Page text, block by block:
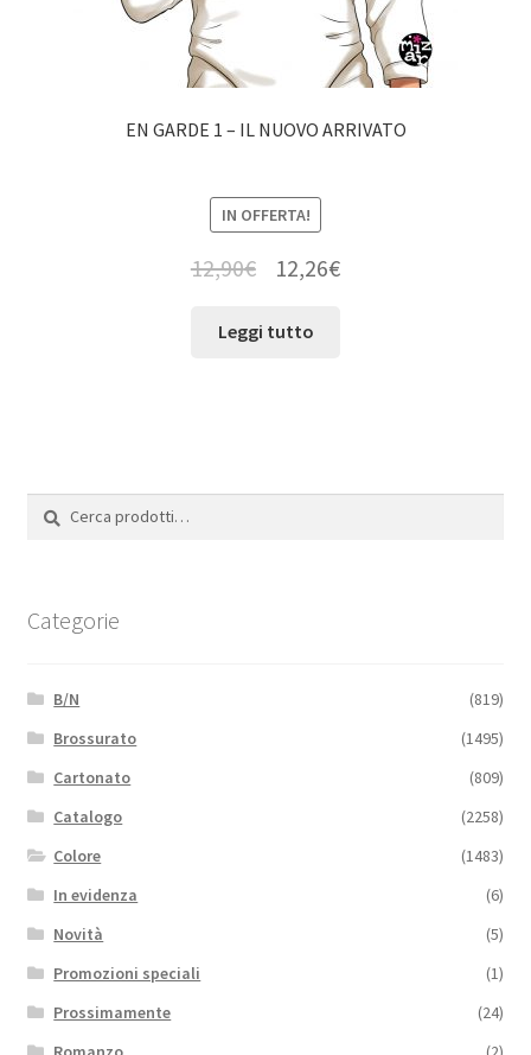
EN GARDE 1 – IL NUOVO ARRIVATO
IN OFFERTA!
12,90€ 12,26€
Leggi tutto
Cerca:
Cerca
Categorie
B/N
(819)
Brossurato
(1495)
Cartonato
(809)
Catalogo
(2258)
Colore
(1483)
In evidenza
(6)
Novità
(5)
Promozioni speciali
(1)
Prossimamente
(24)